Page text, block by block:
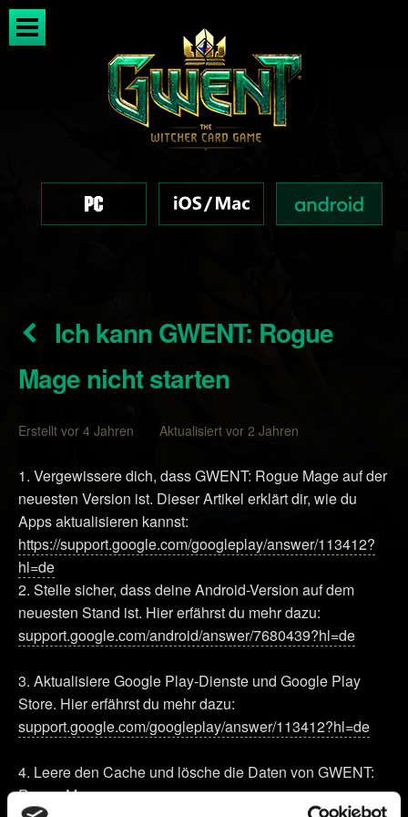
Ich kann GWENT: Rogue
Mage nicht starten
Erstellt vor 4 Jahren Aktualisiert vor 2 Jahren
1. Vergewissere dich, dass GWENT: Rogue Mage auf der
neuesten Version ist. Dieser Artikel erklärt dir, wie du
Apps aktualisieren kannst:
https://support.google.com/googleplay/answer/113412?
hl=de
2. Stelle sicher, dass deine Android-Version auf dem
neuesten Stand ist. Hier erfährst du mehr dazu:
support.google.com/android/answer/7680439?hl=de
3. Aktualisiere Google Play-Dienste und Google Play
Store. Hier erfährst du mehr dazu:
support.google.com/googleplay/answer/113412?hl=de
4. Leere den Cache und lösche die Daten von GWENT:
Rogue Mage: